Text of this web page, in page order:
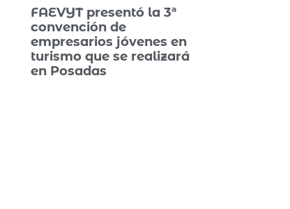
FAEVYT presentó la 3ª
convención de
empresarios jóvenes en
turismo que se realizará
en Posadas